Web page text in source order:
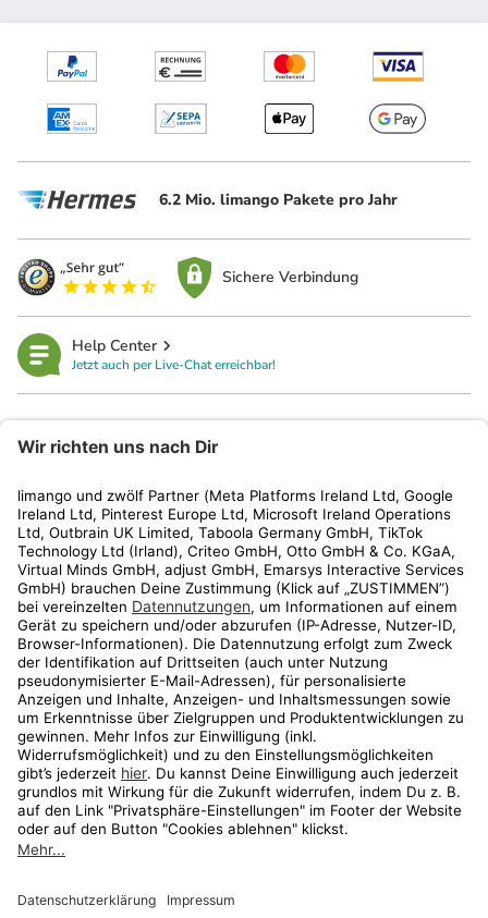
6.2 Mio. limango Pakete pro Jahr
Sichere Verbindung
Help Center
Jetzt auch per Live-Chat erreichbar!
Kundenservice
Shop
Aktionen
Travel